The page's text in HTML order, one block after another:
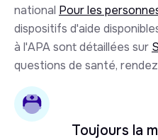
national Pour les
dispositifs d'aide
à l'APA sont détaillées sur
questions de santé,
Toujours la